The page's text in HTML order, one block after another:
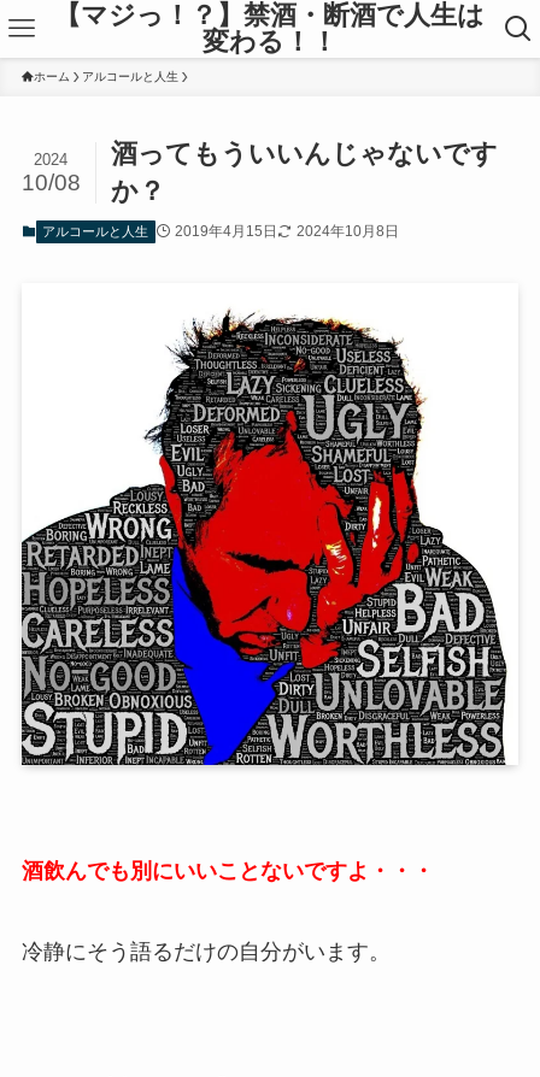
【マジっ！？】禁酒・断酒で人生は
変わる！！
ホーム アルコールと人生
酒ってもういいんじゃないです
か？
2024
10/08
アルコールと人生 2019年4月15日 2024年10月8日
酒飲んでも別にいいことないですよ・・・
冷静にそう語るだけの自分がいます。